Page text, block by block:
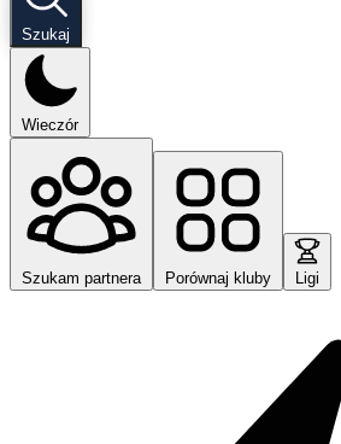
Szukaj
Wieczór
Szukam partnera Porównaj kluby Ligi